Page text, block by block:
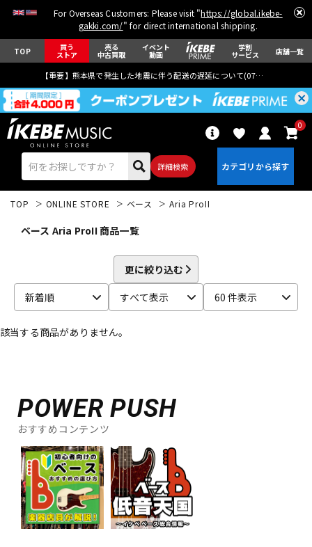
For Overseas Customers: Please visit "https://global.ikebe-
gakki.com/" for direct international shipping.
TOP 買う
ストア
売る
中古買取
イベント
動画
学割
サービス 店舗一覧
【重要】熊本県で発生した地震に伴う配送の遅延について(07月29日
詳細検索
0
エレキギター アコギ/エレアコ
ベース
キーボード
管楽器
アンプ
TOP ONLINE STORE ベース Aria ProII
ベース Aria ProII 商品一覧
更に絞り込む
新着順
すべて表示 60 件表示
該当する商品がありません。
POWER PUSH
おすすめコンテンツ